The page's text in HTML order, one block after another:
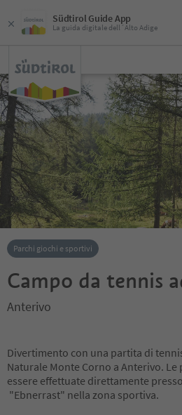
Südtirol Guide App
La guida digitale dell´Alto Adige
Parchi giochi e sportivi
Campo da tennis
Anterivo
Divertimento con una partita di
Naturale Monte Corno a Anterivo.
essere effettuate direttamente
"Ebnerrast" nella zona sportiva.